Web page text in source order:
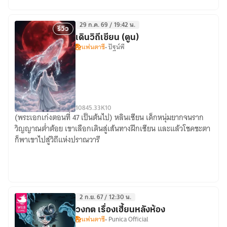
Beasts,
I
Tame
Beast
Girls
|
太
古
十
凶：
别
御
兽
เดิน
วิถี
เซียน
รีวิว 29 ก.ค. 69 / 19:42 น.
เดินวิถีเซียน (ตูน)
แฟนตาซี• ปัฐน์พี
10845.33K10
(พระเอกเก่งตอนที่ 47 เป็นต้นไป) หลินเซียน เด็กหนุ่มยากจนราก
วิญญาณต่ำต้อย เขาเลือกเดินสู่เส้นทางฝึกเซียน และแล้วโชคชะตา
ก็พาเขาไปสู่วิถีแห่งปราณวารี
2 ก.ย. 67 / 12:30 น.
วงกต เรื่องเฮี้ยนหลังห้อง
แฟนตาซี• Punica Official